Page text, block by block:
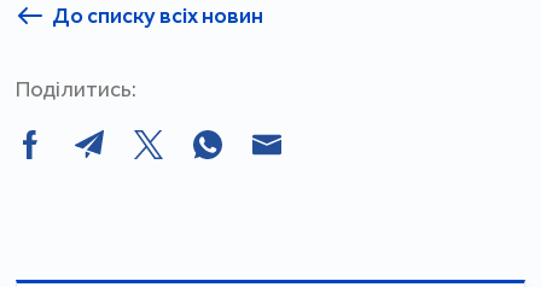
До списку всіх новин
Поділитись: